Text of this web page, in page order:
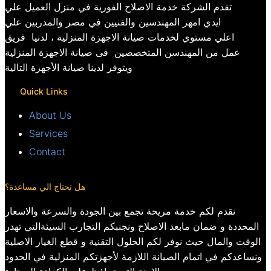
تقدم الشركة خدمة الاصلاح الفورية في منزل العميل علي
ايدي امهر المهندسين والفنيين في مصر والمدربين علي
اعلي مستوي لخدمات صيانة الاجهزة المنزلية ، لدنيا فريق
عمل من المهندسن المتخصصين فى صيانة الاجهزة المنزلية
ويتوفر لدينا صيانة الأجهزة التالية
Quick Links
About Us
Services
Contact
هل تحتاج الي مساعدة؟
نقدم لكم خدمة مريحة تجمع بين الجودة والسرعة والاسعار
المحددة و ضمان مابعد الاصلاح ونجنبكم التجارب السيئةالتي تهدر
الوقت والمال حيث نوفر لكم الحلول التقنية و قطع الغيار الاصلية
ونساعدكم في اتمام الصيانة اللازمة لأجهزتكم المنزلية في الحدود